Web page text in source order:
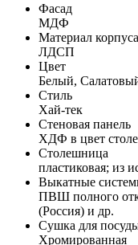
Фасад
МДФ
Материал корпуса
ЛДСП
Цвет
Белый,
Стиль
Хай-тек
Стеновая панель
ХДФ в цвет
Столешница
пластиковая; из
Выкатные
ПВШ полного
(Россия) и др.
Сушка для
Хромированная